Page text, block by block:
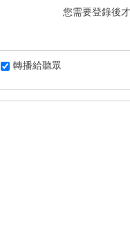
您需要登錄後
轉播給聽眾